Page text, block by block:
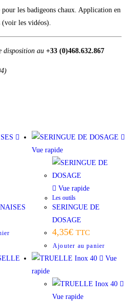
pour les badigeons chaux. Application en
les vidéos).
disposition au +33 (0)468.632.867
Vue rapide
Vue rapide
Les outils
SERINGUE DE
DOSAGE
4,35€ TTC
Ajouter au panier
Vue
rapide
Vue rapide